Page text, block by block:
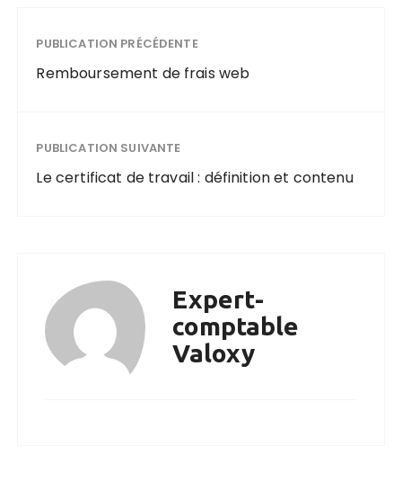
PUBLICATION PRÉCÉDENTE
Remboursement de frais web
PUBLICATION SUIVANTE
Le certificat de travail : définition et contenu
Expert-
comptable
Valoxy